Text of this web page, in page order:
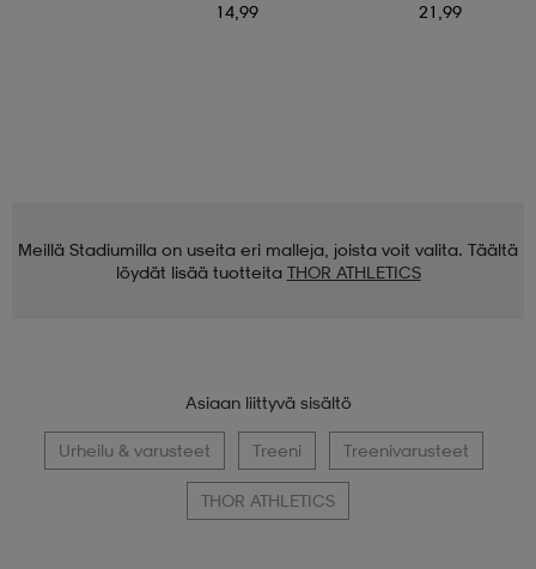
14,99 21,99
Meillä Stadiumilla on useita eri malleja, joista voit valita. Täältä
löydät lisää tuotteita THOR ATHLETICS
Asiaan liittyvä sisältö
Urheilu & varusteet Treeni Treenivarusteet
THOR ATHLETICS